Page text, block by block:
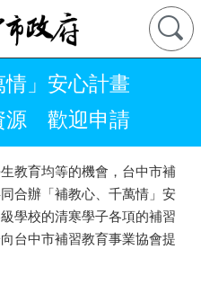
情」安心計畫
源 歡迎申請
育均等的機會，台中市補
合辦「補教心、千萬情」安
學校的清寒學子各項的補習
台中市補習教育事業協會提